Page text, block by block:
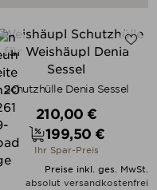
Schutzhülle Denia Sessel
Verkaufspreis
210,00 €
Preis
199,50 €
Ihr Spar-Preis
Preise inkl. ges. MwSt.
absolut versandkostenfrei